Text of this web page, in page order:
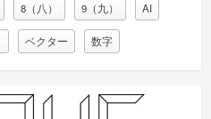
8（八） 9（九） AI
ベクター 数字